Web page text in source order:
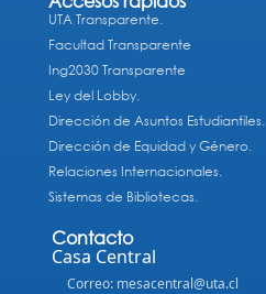
UTA Transparente.
Facultad Transparente
Ing2030 Transparente
Ley del Lobby.
Dirección de Asuntos Estudiantiles.
Dirección de Equidad y Género.
Relaciones Internacionales.
Sistemas de Bibliotecas.
Contacto
Casa Central
Correo: mesacentral@uta.cl